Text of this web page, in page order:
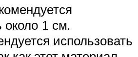
около 1 см.
использовать